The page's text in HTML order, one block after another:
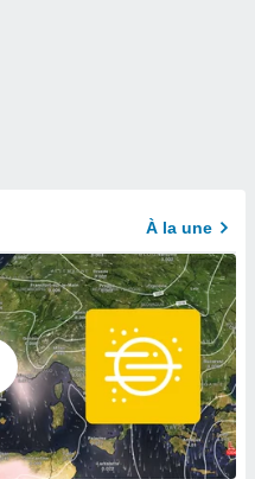
À la une